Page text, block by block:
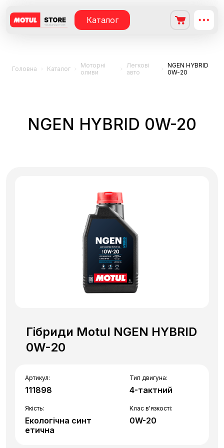
Каталог
Головна Каталог
Моторні
оливи
Легкові
авто
NGEN HYBRID
0W-20
NGEN HYBRID 0W-20
Гібриди Motul NGEN HYBRID
0W-20
Артикул:
111898
Тип двигуна:
4-тактний
Якість:
Екологічна синт
етична
Клас в'язкості:
0W-20